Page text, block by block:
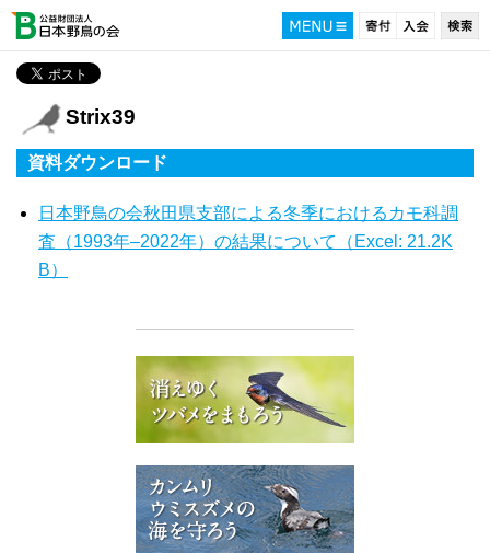
Strix39
資料ダウンロード
日本野鳥の会秋田県支部による冬季におけるカモ科調
査（1993年–2022年）の結果について（Excel: 21.2K
B）